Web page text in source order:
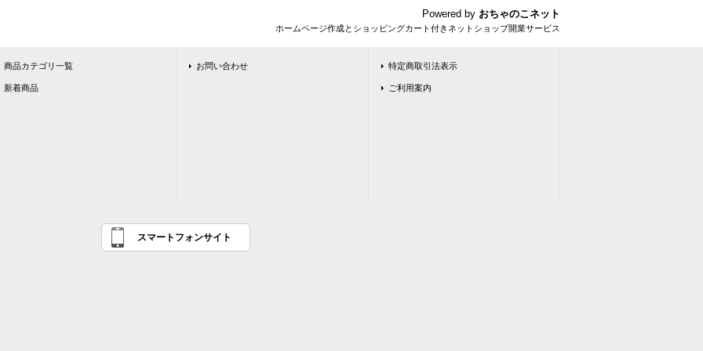
Powered by おちゃのこネット
ホームページ作成とショッピングカート付きネットショップ開業サービス
商品カテゴリ一覧
新着商品
お問い合わせ 特定商取引法表示
ご利用案内
スマートフォンサイト